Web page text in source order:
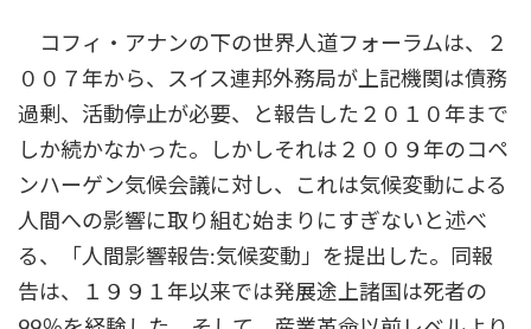
コフィ・アナンの下の世界人道フォーラムは、２
００７年から、スイス連邦外務局が上記機関は債務
過剰、活動停止が必要、と報告した２０１０年まで
しか続かなかった。しかしそれは２００９年のコペ
ンハーゲン気候会議に対し、これは気候変動による
人間への影響に取り組む始まりにすぎないと述べ
る、「人間影響報告:気候変動」を提出した。同報
告は、１９９１年以来では発展途上諸国は死者の